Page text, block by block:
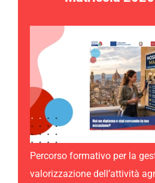
Percorso formativo per la
valorizzazione dell’attività